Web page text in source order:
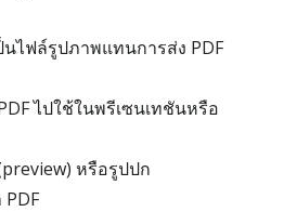
นไฟล์รูปภาพแทนการส่ง PDF
ไปใช้ในพรีเซนเทชันหรือ
หรือรูปปก